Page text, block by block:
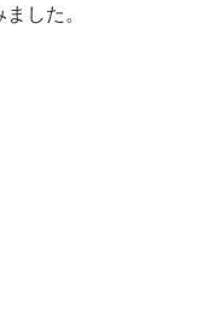
した。